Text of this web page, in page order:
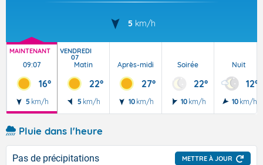
5 km/h
MAINTENANT
09:07
16°
5 km/h
VENDREDI
07
Matin
22°
5 km/h
Après-midi
27°
10 km/h
Soirée
22°
10 km/h
Nuit
12°
10 km/h
Pluie dans l'heure
Pas de précipitations METTRE À JOUR